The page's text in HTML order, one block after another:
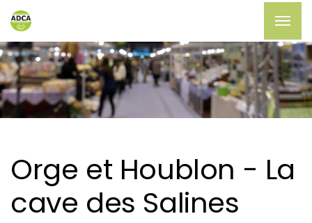
Orge et Houblon - La
cave des Salines